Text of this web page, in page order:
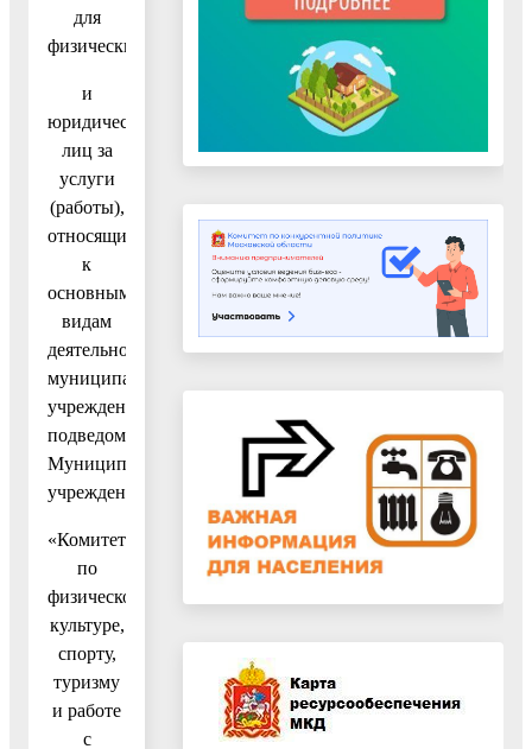
для
физических
и
юридических
лиц за
услуги
(работы),
относящиеся
к
основным
видам
деятельности
муниципального
учреждения,
подведомственного
Муниципальному
учреждению
«Комитет
по
физической
культуре,
спорту,
туризму
и работе
с